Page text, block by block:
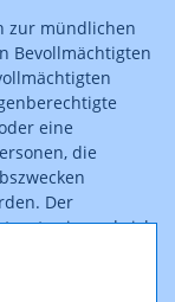
zur mündlichen
Bevollmächtigten
eine
die
Der
sein und sich